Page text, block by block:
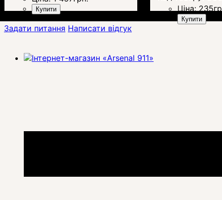
Купити
Ціна: 235
Купити
Задати питання Написати відгук